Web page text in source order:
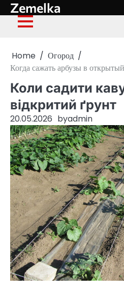
Skip
to
content
Zemelka
Home
Огород
Когда сажать арбузы в
Коли садити
відкритий ґрунт
20.05.2026 byadmin